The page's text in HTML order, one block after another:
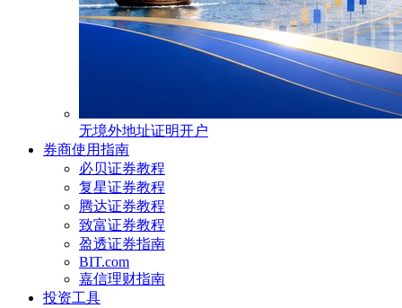
无境外地址证明开户
券商使用指南
必贝证券教程
复星证券教程
腾达证券教程
致富证券教程
盈透证券指南
BIT.com
嘉信理财指南
投资工具